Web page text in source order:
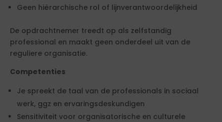
Geen hiërarchische rol of lijnverantwoordelijkheid
De opdrachtnemer treedt op als zelfstandig
professional en maakt geen onderdeel uit van de
reguliere organisatie.
Competenties
Je spreekt de taal van de professionals in sociaal
werk, ggz en ervaringsdeskundigen
Sensitiviteit voor organisatorische en culturele